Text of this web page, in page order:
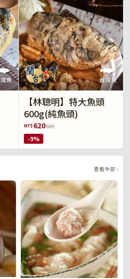
【林聰明】特大魚頭
600g(純魚頭)
NT$ 620680
-9%
查看全部 ›